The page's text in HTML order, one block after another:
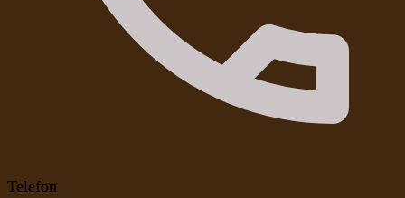
Telefon